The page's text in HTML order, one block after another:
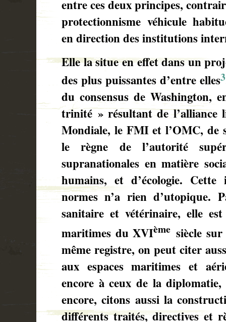
entre ces deux principes,
protectionnisme véhicule
en direction des institutions
Elle la situe en effet dans un
des plus puissantes d’entre elles3
du consensus de Washington,
trinité » résultant de l’alliance
Mondiale, le FMI et l’OMC, de
le règne de l’autorité
supranationales en matière
humains, et d’écologie.
normes n’a rien d’utopique.
sanitaire et vétérinaire, elle
maritimes du XVIème siècle
même registre, on peut citer
aux espaces maritimes et
encore à ceux de la
encore, citons aussi la
différents traités, directives et